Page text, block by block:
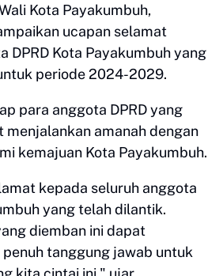
Kota Payakumbuh,
ucapan selamat
DPRD Kota Payakumbuh yang
periode 2024-2029.
para anggota DPRD yang
amanah dengan
kemajuan Kota Payakumbuh.
kepada seluruh anggota
yang telah dilantik.
diemban ini dapat
tanggung jawab untuk